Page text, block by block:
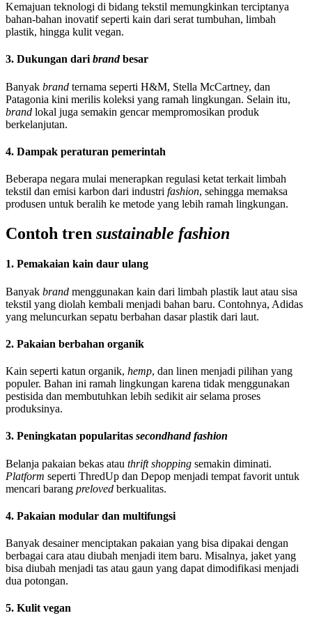
Kemajuan teknologi di bidang tekstil memungkinkan terciptanya
bahan-bahan inovatif seperti kain dari serat tumbuhan, limbah
plastik, hingga kulit vegan.
3. Dukungan dari brandbesar
Banyak brand ternama seperti H&M, Stella McCartney, dan
Patagonia kini merilis koleksi yang ramah lingkungan. Selain itu,
brand lokal juga semakin gencar mempromosikan produk
berkelanjutan.
4. Dampak peraturan pemerintah
Beberapa negara mulai menerapkan regulasi ketat terkait limbah
tekstil dan emisi karbon dari industri fashion, sehingga memaksa
produsen untuk beralih ke metode yang lebih ramah lingkungan.
Contoh tren sustainable fashion
1. Pemakaian kain daur ulang
Banyak brand menggunakan kain dari limbah plastik laut atau sisa
tekstil yang diolah kembali menjadi bahan baru. Contohnya, Adidas
yang meluncurkan sepatu berbahan dasar plastik dari laut.
2. Pakaian berbahan organik
Kain seperti katun organik, hemp, dan linen menjadi pilihan yang
populer. Bahan ini ramah lingkungan karena tidak menggunakan
pestisida dan membutuhkan lebih sedikit air selama proses
produksinya.
3. Peningkatan popularitas secondhand fashion
Belanja pakaian bekas atau thrift shopping semakin diminati.
Platform seperti ThredUp dan Depop menjadi tempat favorit untuk
mencari barang preloved berkualitas.
4. Pakaian modular dan multifungsi
Banyak desainer menciptakan pakaian yang bisa dipakai dengan
berbagai cara atau diubah menjadi item baru. Misalnya, jaket yang
bisa diubah menjadi tas atau gaun yang dapat dimodifikasi menjadi
dua potongan.
5. Kulit vegan